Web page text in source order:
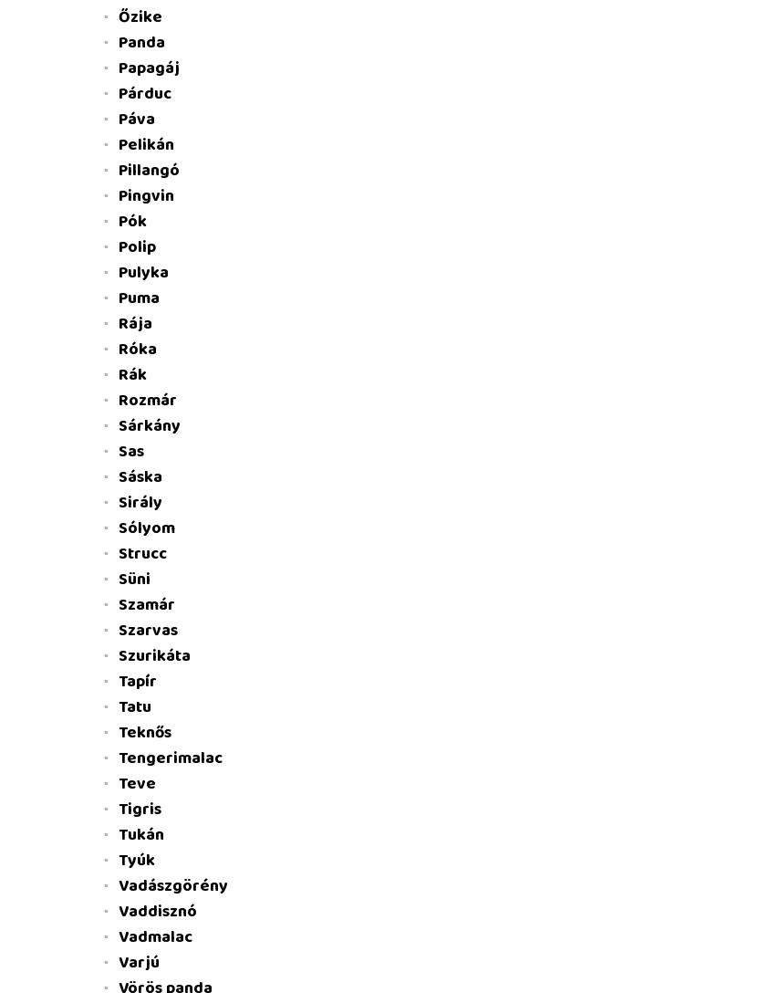
Őzike
Panda
Papagáj
Párduc
Páva
Pelikán
Pillangó
Pingvin
Pók
Polip
Pulyka
Puma
Rája
Róka
Rák
Rozmár
Sárkány
Sas
Sáska
Sirály
Sólyom
Strucc
Süni
Szamár
Szarvas
Szurikáta
Tapír
Tatu
Teknős
Tengerimalac
Teve
Tigris
Tukán
Tyúk
Vadászgörény
Vaddisznó
Vadmalac
Varjú